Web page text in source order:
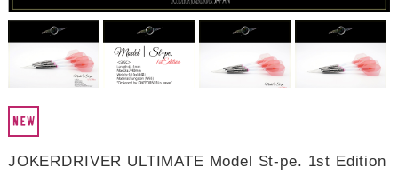
JOKERDRIVER ULTIMATE Model St-pe. 1st Edition